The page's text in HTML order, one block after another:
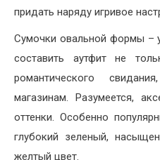
придать наряду игривое
Сумочки овальной формы –
составить аутфит не
романтического
магазинам. Разумеется,
оттенки. Особенно
глубокий зеленый,
желтый цвет.